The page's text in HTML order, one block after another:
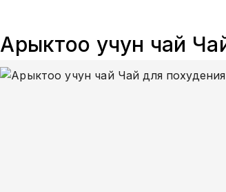
Арыктоо учун чай